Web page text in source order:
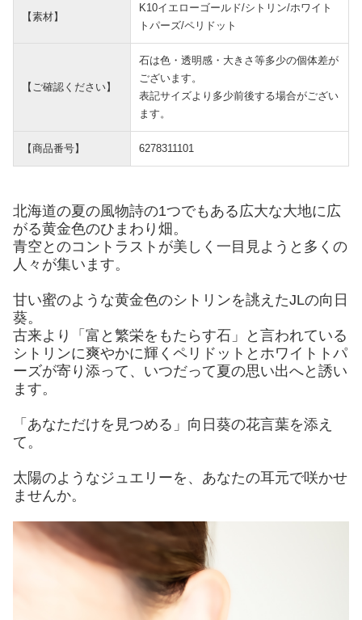
【素材】
K10イエローゴールド/シトリン/ホワイト
トパーズ/ペリドット
【ご確認ください】
石は色・透明感・大きさ等多少の個体差が
ございます。
表記サイズより多少前後する場合がござい
ます。
【商品番号】 6278311101
北海道の夏の風物詩の1つでもある広大な大地に広
がる黄金色のひまわり畑。
青空とのコントラストが美しく一目見ようと多くの
人々が集います。
甘い蜜のような黄金色のシトリンを誂えたJLの向日
葵。
古来より「富と繁栄をもたらす石」と言われている
シトリンに爽やかに輝くペリドットとホワイトトパ
ーズが寄り添って、いつだって夏の思い出へと誘い
ます。
「あなただけを見つめる」向日葵の花言葉を添え
て。
太陽のようなジュエリーを、あなたの耳元で咲かせ
ませんか。